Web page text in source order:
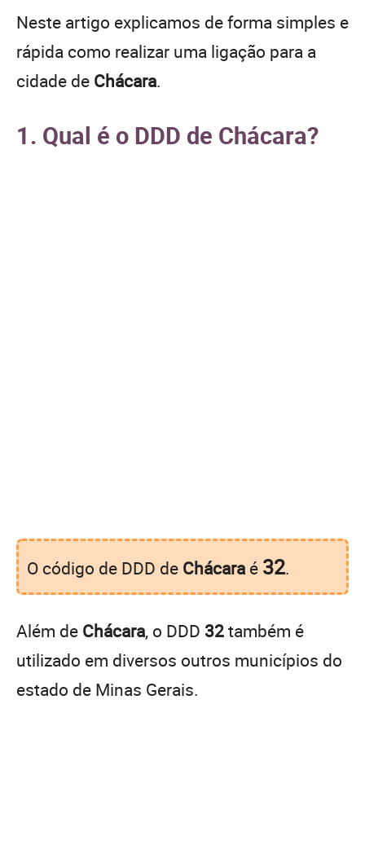
Neste artigo explicamos de forma simples e
rápida como realizar uma ligação para a
cidade de Chácara.
1. Qual é o DDD de Chácara?
O código de DDD de Chácara é 32.
Além de Chácara, o DDD 32também é
utilizado em diversos outros municípios do
estado de Minas Gerais.